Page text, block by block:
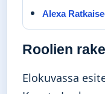
Alexa
Roolien
Elokuvassa